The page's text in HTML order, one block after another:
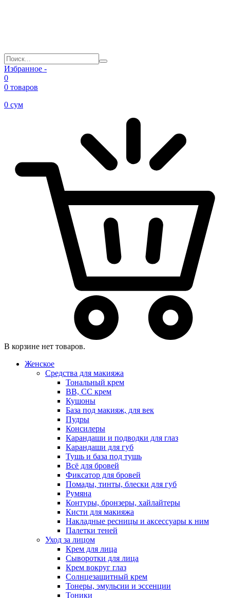
Избранное -
0
0 товаров
0 сум
В корзине нет товаров.
Женское
Средства для макияжа
Тональный крем
BB, CC крем
Кушоны
База под макияж, для век
Пудры
Консилеры
Карандаши и подводки для глаз
Карандаши для губ
Тушь и база под тушь
Всё для бровей
Фиксатор для бровей
Помады, тинты, блески для губ
Румяна
Контуры, бронзеры, хайлайтеры
Кисти для макияжа
Накладные ресницы и аксессуары к ним
Палетки теней
Уход за лицом
Крем для лица
Сыворотки для лица
Крем вокруг глаз
Солнцезащитный крем
Тонеры, эмульсии и эссенции
Тоники